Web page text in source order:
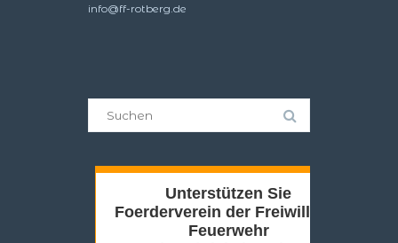
info@ff-rotberg.de